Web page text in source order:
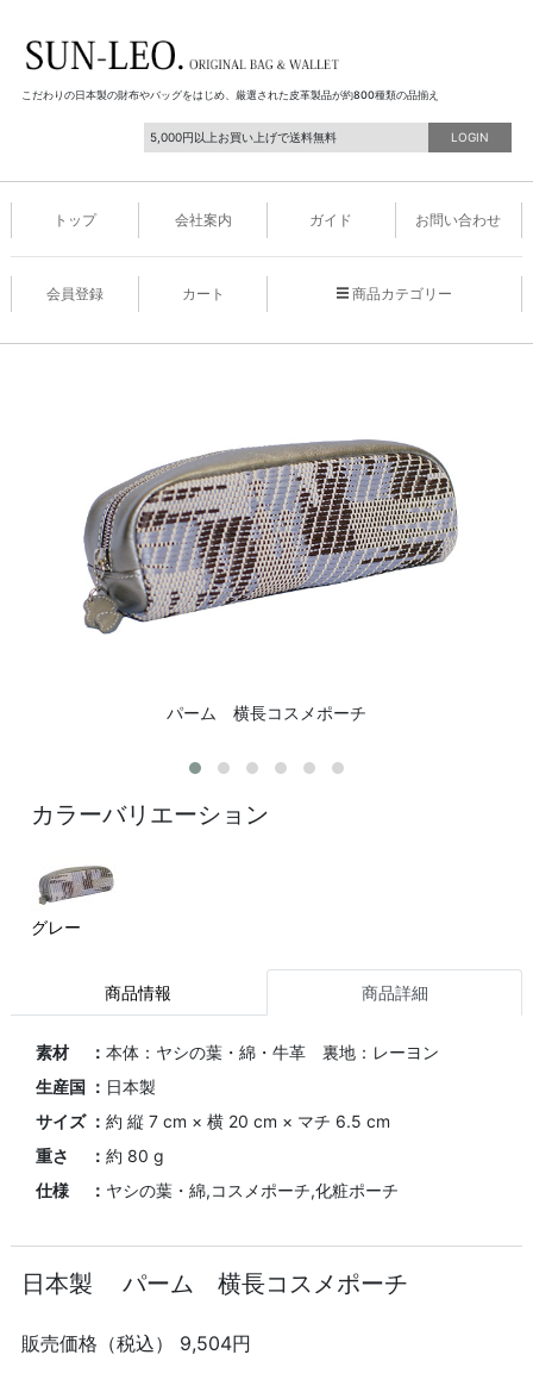
こだわりの日本製の財布やバッグをはじめ、厳選された皮革製品が約800種類の品揃え
5,000円以上お買い上げで送料無料 LOGIN
トップ 会社案内 ガイド お問い合わせ
会員登録 カート 商品カテゴリー
パーム 横長コスメポーチ
カラーバリエーション
グレー
商品情報 商品詳細
素材 ：本体：ヤシの葉・綿・牛革 裏地：レーヨン
生産国 ： 日本製
サイズ ：約 縦 7 cm × 横 20 cm × マチ 6.5 cm
重さ ：約 80 g
仕様 ： ヤシの葉・綿,コスメポーチ,化粧ポーチ
日本製 パーム 横長コスメポーチ
販売価格（税込） 9,504円